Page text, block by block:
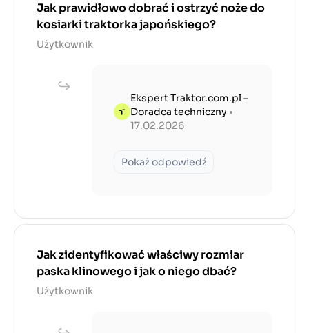
Jak prawidłowo dobrać i ostrzyć noże do
kosiarki traktorka japońskiego?
Użytkownik
Ekspert Traktor.com.pl –
Doradca techniczny •
17.02.2026
Pokaż odpowiedź
Jak zidentyfikować właściwy rozmiar
paska klinowego i jak o niego dbać?
Użytkownik